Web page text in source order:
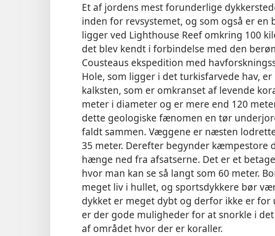
Et af jordens mest forunderlige
inden for revsystemet, og som også er en
ligger ved Lighthouse Reef omkring 100
det blev kendt i forbindelse med den
Cousteaus ekspedition med
Hole, som ligger i det turkisfarvede hav,
kalksten, som er omkranset af levende
meter i diameter og er mere end 120
dette geologiske fænomen en tør
faldt sammen. Væggene er næsten
35 meter. Derefter begynder kæmpestore
hænge ned fra afsatserne. Det er et
hvor man kan se så langt som 60 meter.
meget liv i hullet, og sportsdykkere bør
dykket er meget dybt og derfor ikke er for
er der gode muligheder for at snorkle i
af området hvor der er koraller.